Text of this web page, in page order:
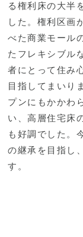
る権利床の大半
した。権利区画
べた商業モール
たフレキシブル
者にとって住み
目指してまいり
プンにもかかわ
い、高層住宅床
も好調でした。
の継承を目指し
す。